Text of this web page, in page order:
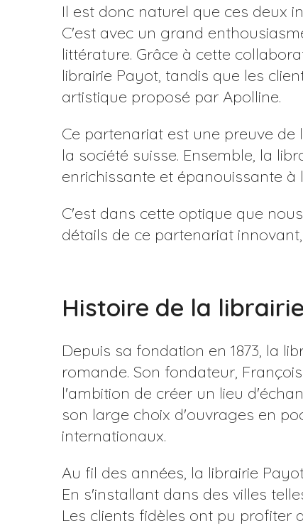
Il est donc naturel que ces deux
C'est avec un grand
littérature. Grâce à cette
librairie Payot, tandis que les
artistique proposé par Apolline.
Ce partenariat est une preuve
la société suisse. Ensemble, la
enrichissante et épanouissante à
C'est dans cette optique que
détails de ce partenariat
Histoire de la
Depuis sa fondation en 1873, la
romande. Son fondateur,
l'ambition de créer un lieu
son large choix d'ouvrages en
internationaux.
Au fil des années, la librairie
En s'installant dans des villes
Les clients fidèles ont pu profiter